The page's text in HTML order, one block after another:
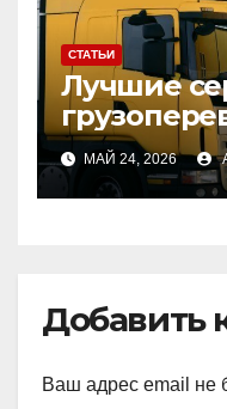
СТАТЬИ
Лучшие
Украина:
доставки
МАЙ 24, 2026
Добавить
Ваш адрес email не